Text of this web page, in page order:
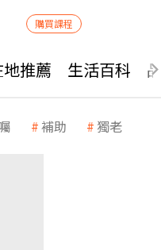
購買課程
地推薦 生活百科
補助 獨老